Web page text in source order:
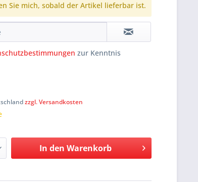
Sie mich, sobald der Artikel lieferbar ist.
zur Kenntnis
zzgl. Versandkosten
In den Warenkorb